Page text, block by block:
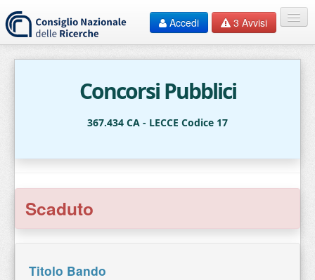
3 Avvisi
Accedi
EN
Home
Documentazione
Concorsi Pubblici
367.434 CA - LECCE Codice 17
Scaduto
Titolo Bando